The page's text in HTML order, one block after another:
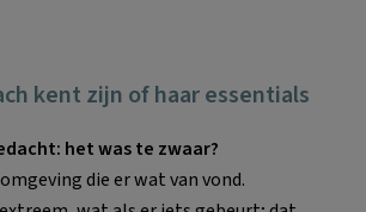
kent zijn of haar essentials
het was te zwaar?
die er wat van vond.